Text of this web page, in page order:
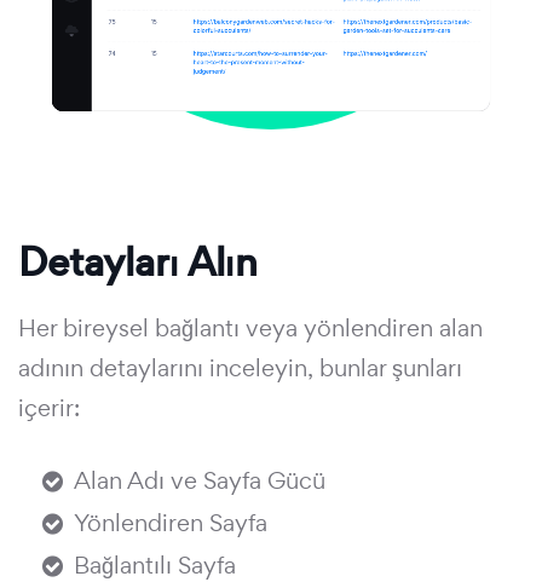
Detayları Alın
Her bireysel bağlantı veya yönlendiren alan
adının detaylarını inceleyin, bunlar şunları
içerir:
Alan Adı ve Sayfa Gücü
Yönlendiren Sayfa
Bağlantılı Sayfa